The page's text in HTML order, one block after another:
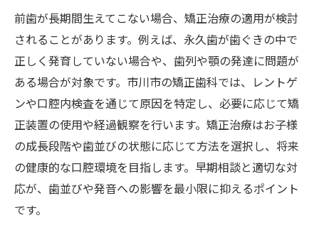
前歯が長期間生えてこない場合、矯正治療の適用が検討
されることがあります。例えば、永久歯が歯ぐきの中で
正しく発育していない場合や、歯列や顎の発達に問題が
ある場合が対象です。市川市の矯正歯科では、レントゲ
ンや口腔内検査を通じて原因を特定し、必要に応じて矯
正装置の使用や経過観察を行います。矯正治療はお子様
の成長段階や歯並びの状態に応じて方法を選択し、将来
の健康的な口腔環境を目指します。早期相談と適切な対
応が、歯並びや発音への影響を最小限に抑えるポイント
です。